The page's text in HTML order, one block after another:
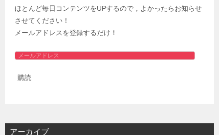
ほとんど毎日コンテンツをUPするので，よかったらお知らせ
させてください！
メールアドレスを登録するだけ！
メ
ル
ス
購読
アーカイブ